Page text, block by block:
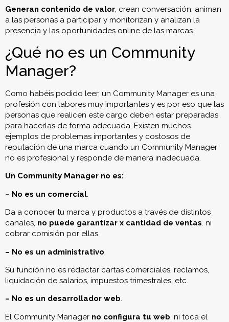
Generan contenido de valor , crean conversación, animan
a las personas a participar y monitorizan y analizan la
presencia y las oportunidades online de las marcas.
¿Qué no es un Community
Manager?
Como habéis podido leer, un Community Manager es una
profesión con labores muy importantes y es por eso que las
personas que realicen este cargo deben estar preparadas
para hacerlas de forma adecuada. Existen muchos
ejemplos de problemas importantes y costosos de
reputación de una marca cuando un Community Manager
no es profesional y responde de manera inadecuada.
Un Community Manager no es:
– No es un comercial.
Da a conocer tu marca y productos a través de distintos
canales, no puede garantizar x cantidad de ventas. ni
cobrar comisión por ellas.
– No es un administrativo
Su función no es redactar cartas comerciales, reclamos,
liquidación de salarios, impuestos trimestrales…etc.
– No es un desarrollador web.
El Community Manager no configura tu web, ni toca el